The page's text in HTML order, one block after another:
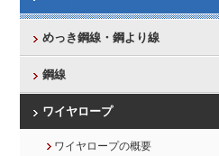
めっき鋼線・鋼より線
鋼線
ワイヤロープ
ワイヤロープの概要